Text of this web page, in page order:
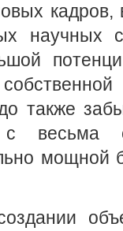
кадров,
научных
также
весьма
мощной